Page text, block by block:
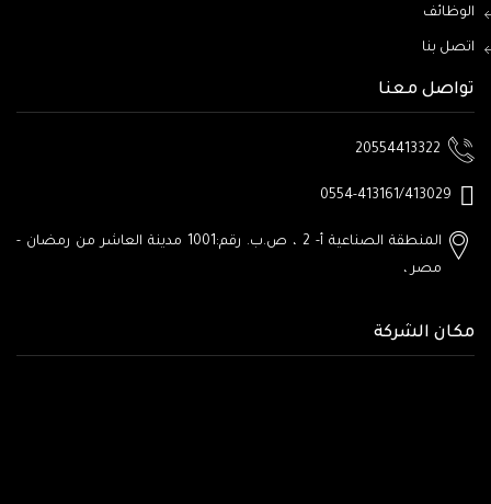
الوظائف
اتصل بنا
تواصل معنا
20554413322
0554-413161/413029
المنطقة الصناعية أ- 2 ، ص.ب. رقم:1001
مدينة العاشر من رمضان -
مصر ،
مكان الشركة